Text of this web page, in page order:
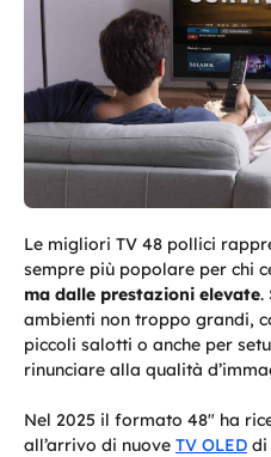
Le migliori TV 48 pollici
sempre più popolare per chi
ma dalle prestazioni elevate.
ambienti non troppo grandi,
piccoli salotti o anche per
rinunciare alla qualità
Nel 2025 il formato 48″ ha
all’arrivo di nuove TV OLED di